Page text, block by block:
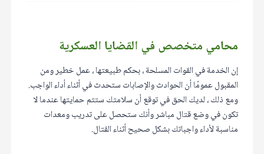
محامي متخصص في القضايا العسكرية
إن الخدمة في القوات المسلحة ، بحكم طبيعتها ، عمل خطير ومن
المقبول عمومًا أن الحوادث والإصابات ستحدث في أثناء أداء الواجب.
ومع ذلك ، لديك الحق في توقع أن سلامتك ستتم حمايتها عندما لا
تكون في وضع قتال مباشر وأنك ستحصل على تدريب ومعدات
مناسبة لأداء واجباتك بشكل صحيح أثناء القتال.